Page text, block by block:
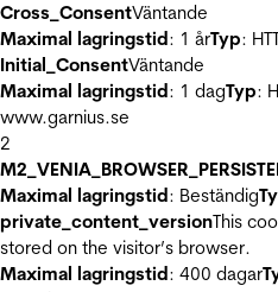
Cross_ConsentVäntande
Maximal lagringstid: 1 årTyp:
Initial_ConsentVäntande
Maximal lagringstid: 1 dagTyp:
www.garnius.se
2
Maximal lagringstid: Beständig
private_content_versionThis
stored on the visitor’s browser.
Maximal lagringstid: 400 dagar